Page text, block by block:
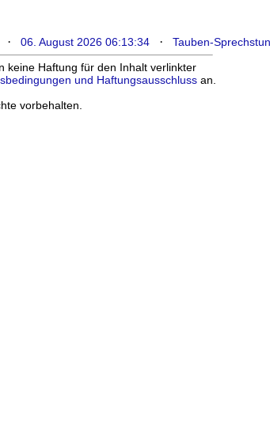
· 06. August 2026 06:13:34· Tauben-
keine Haftung für den Inhalt verlinkter
und Haftungsausschlussan.
vorbehalten.